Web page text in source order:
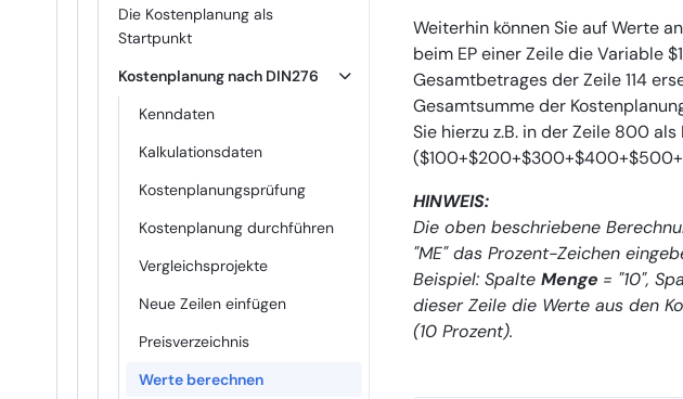
Die Kostenplanung als
Startpunkt
Kostenplanung nach DIN276
Kenndaten
Kalkulationsdaten
Kostenplanungsprüfung
Kostenplanung durchführen
Vergleichsprojekte
Neue Zeilen einfügen
Preisverzeichnis
Werte berechnen
Weiterhin können Sie auf Werte
beim EP einer Zeile die Variable
Gesamtbetrages der Zeile 114
Gesamtsumme der
Sie hierzu z.B. in der Zeile 800 als
HINWEIS:
Die oben beschriebene
"ME" das Prozent-Zeichen
Beispiel: Spalte Menge = "10",
dieser Zeile die Werte aus den
(10 Prozent).